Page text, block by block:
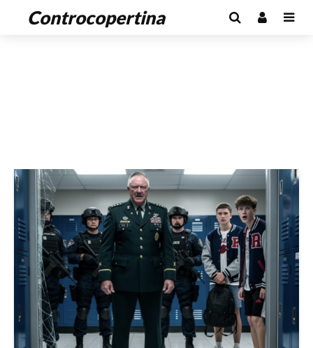
Controcopertina